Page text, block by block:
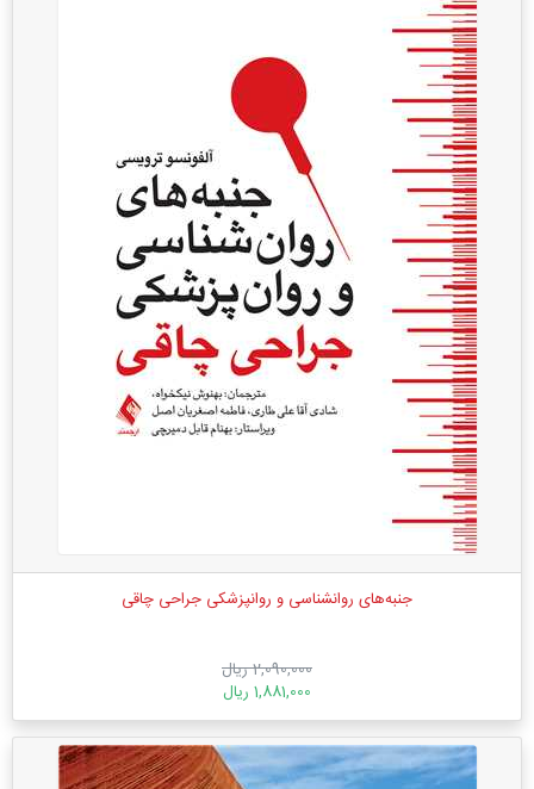
جنبه‌های روانشناسی و روانپزشکی جراحی چاقی
2,090,000 ریال
1,881,000 ریال